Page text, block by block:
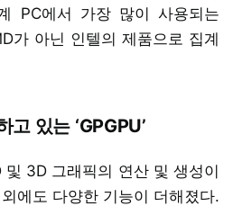
PC에서 가장 많이 사용되는
가 아닌 인텔의 제품으로 집계
있는 ‘GPGPU’
3D 그래픽의 연산 및 생성이
에도 다양한 기능이 더해졌다.